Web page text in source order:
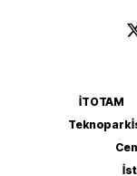
İTOTAM
Teknopark